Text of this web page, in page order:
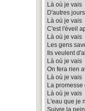
Là où je vais
D'autres
Là où je vais
C'est l'éveil
Là où je vais
Les gens
Ils veulent
Là où je vais
On fera rien
Là où je vais
La promesse
Là où je vais
L'eau que je
Suivre la